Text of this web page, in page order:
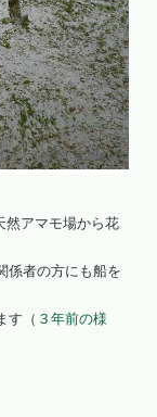
然アマモ場から花
係者の方にも船を
す（ ３年前の様